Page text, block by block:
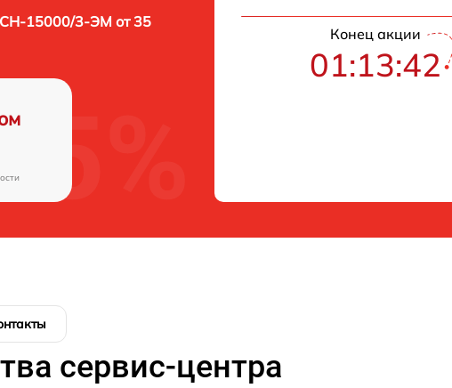
15000/3-ЭМ от 35
Конец акции
01:13:41
сервис-центра